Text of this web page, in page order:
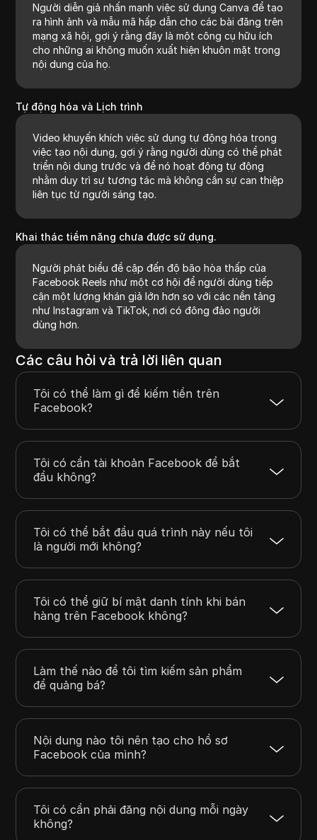
Người diễn giả nhấn mạnh việc sử dụng Canva để tạo
ra hình ảnh và mẫu mã hấp dẫn cho các bài đăng trên
mạng xã hội, gợi ý rằng đây là một công cụ hữu ích
cho những ai không muốn xuất hiện khuôn mặt trong
nội dung của họ.
Tự động hóa và Lịch trình
Video khuyến khích việc sử dụng tự động hóa trong
việc tạo nội dung, gợi ý rằng người dùng có thể phát
triển nội dung trước và để nó hoạt động tự động
nhằm duy trì sự tương tác mà không cần sự can thiệp
liên tục từ người sáng tạo.
Khai thác tiềm năng chưa được sử dụng.
Người phát biểu đề cập đến độ bão hòa thấp của
Facebook Reels như một cơ hội để người dùng tiếp
cận một lượng khán giả lớn hơn so với các nền tảng
như Instagram và TikTok, nơi có đông đảo người
dùng hơn.
Các câu hỏi và trả lời liên quan
Tôi có thể làm gì để kiếm tiền trên
Facebook?
Tôi có cần tài khoản Facebook để bắt
đầu không?
Tôi có thể bắt đầu quá trình này nếu tôi
là người mới không?
Tôi có thể giữ bí mật danh tính khi bán
hàng trên Facebook không?
Làm thế nào để tôi tìm kiếm sản phẩm
để quảng bá?
Nội dung nào tôi nên tạo cho hồ sơ
Facebook của mình?
Tôi có cần phải đăng nội dung mỗi ngày
không?